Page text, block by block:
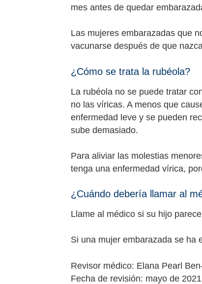
mes antes de quedar
Las mujeres embarazadas que
vacunarse después de que
¿Cómo se trata la rubéola?
La rubéola no se puede tratar
no las víricas. A menos que
enfermedad leve y se pueden
sube demasiado.
Para aliviar las molestias
tenga una enfermedad vírica,
¿Cuándo debería llamar al
Llame al médico si su hijo
Si una mujer embarazada se ha
Revisor médico: Elana Pearl
Fecha de revisión: mayo de 2021